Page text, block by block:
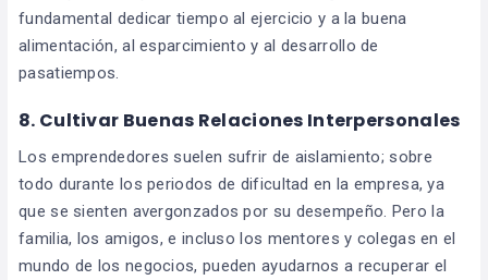
fundamental dedicar tiempo al ejercicio y a la buena
alimentación, al esparcimiento y al desarrollo de
pasatiempos.
8. Cultivar Buenas Relaciones Interpersonales
Los emprendedores suelen sufrir de aislamiento; sobre
todo durante los periodos de dificultad en la empresa, ya
que se sienten avergonzados por su desempeño. Pero la
familia, los amigos, e incluso los mentores y colegas en el
mundo de los negocios, pueden ayudarnos a recuperar el